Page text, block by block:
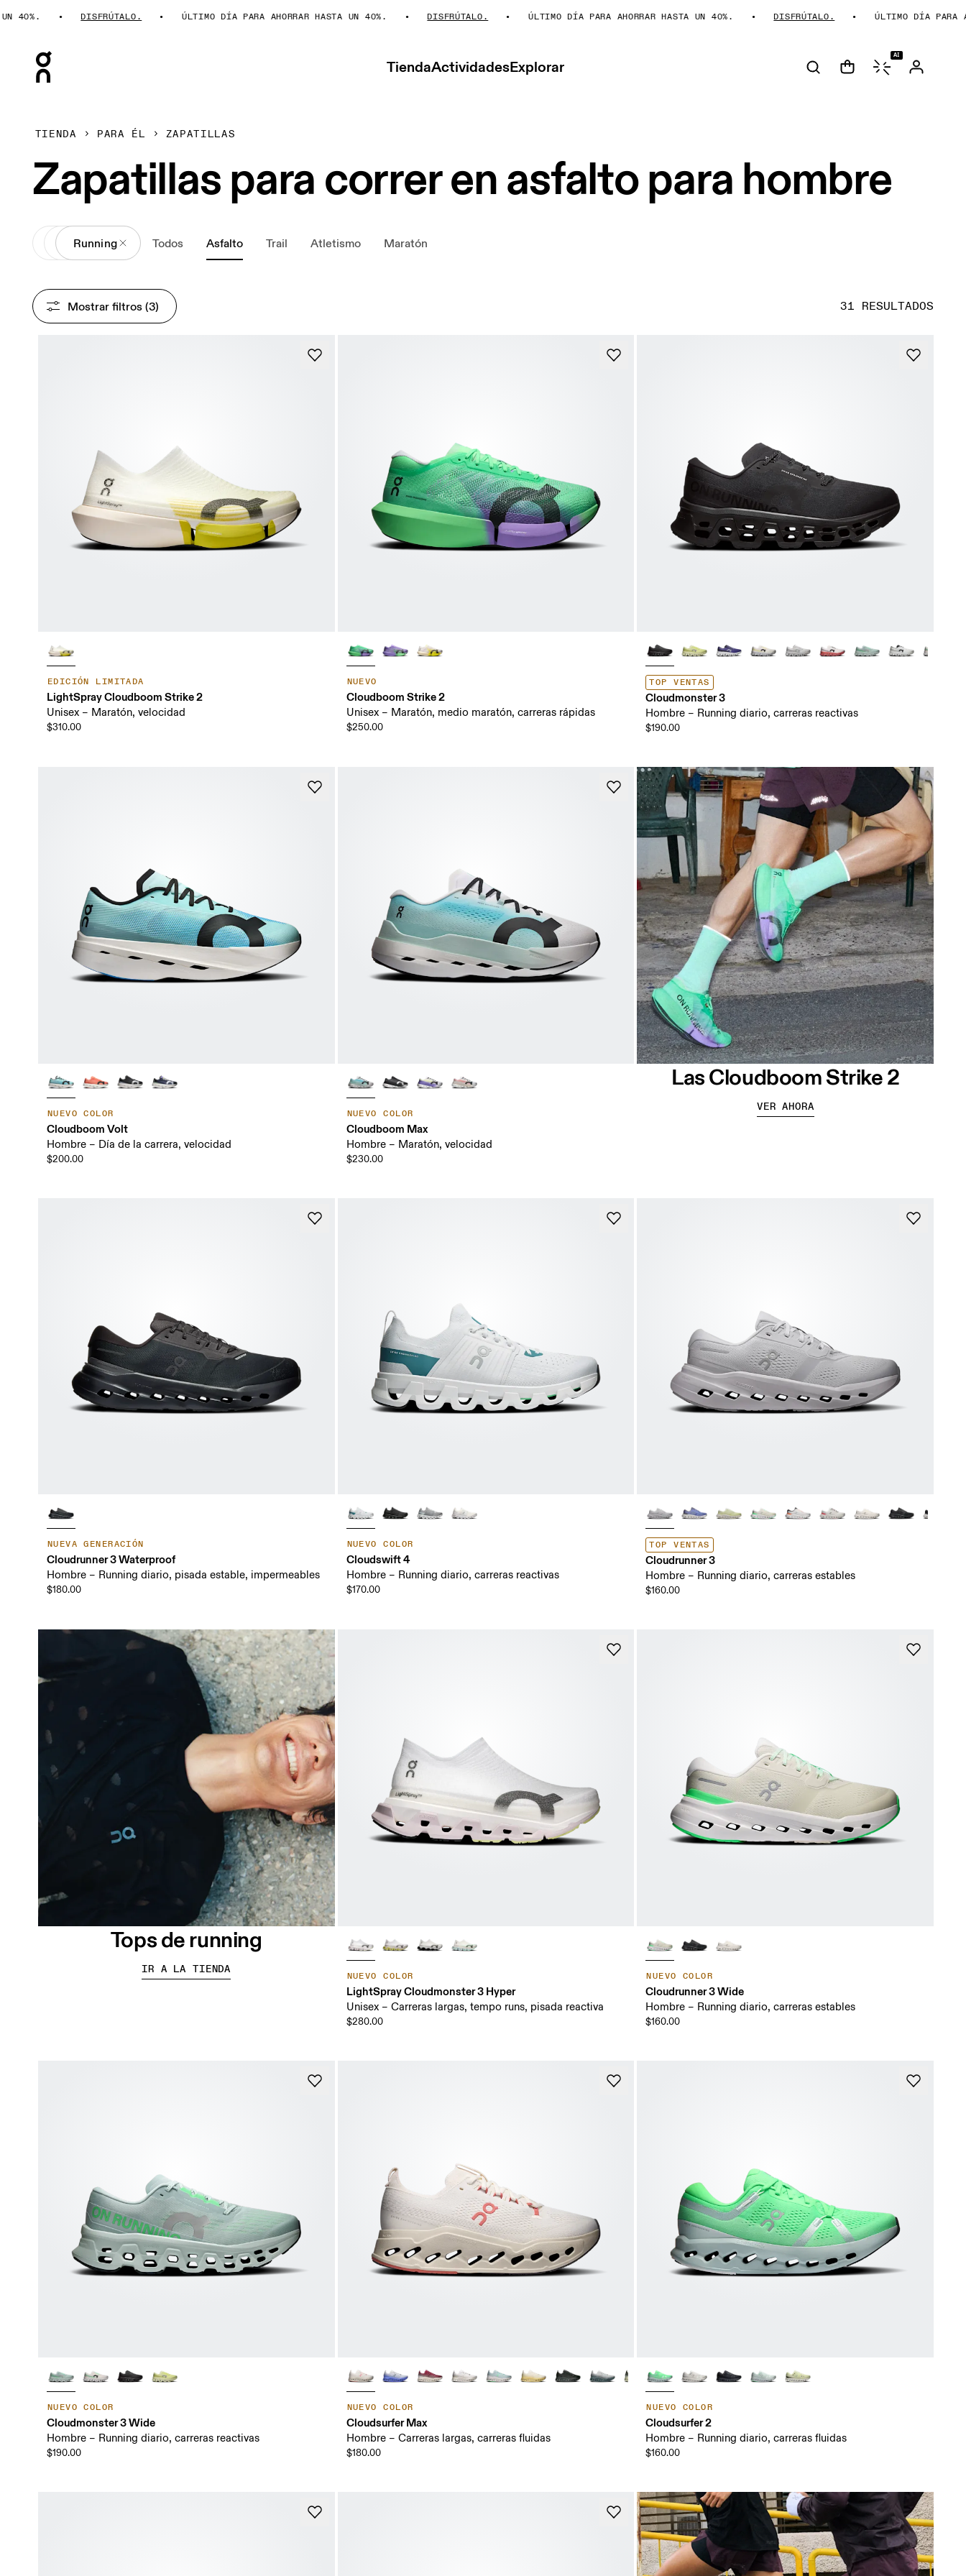
DISFRÚTALO. ÚLTIMO DÍA PARA AHORRAR HASTA UN 40%. DISFRÚTALO. ÚLTIMO DÍA PARA AHORRAR HASTA UN 40%. DISFRÚTALO. ÚLTIMO DÍA PARA
TiendaActividadesExplorar
AI
TIENDA PARA ÉL ZAPATILLAS
Zapatillas para correr en asfalto para hombre
All Calzado
Running Todos Asfalto Trail Atletismo Maratón
31 RESULTADOS
Mostrar filtros (3)
EDICIÓN LIMITADA
LightSpray Cloudboom Strike 2
Unisex – Maratón, velocidad
$310.00
NUEVO
Cloudboom Strike 2
Unisex – Maratón, medio maratón, carreras rápidas
$250.00
TOP VENTAS
Cloudmonster 3
Hombre – Running diario, carreras reactivas
$190.00
NUEVO COLOR
Cloudboom Volt
Hombre – Día de la carrera, velocidad
$200.00
NUEVO COLOR
Cloudboom Max
Hombre – Maratón, velocidad
$230.00
NUEVA GENERACIÓN
Cloudrunner 3 Waterproof
Hombre – Running diario, pisada estable, impermeables
$180.00
NUEVO COLOR
Cloudswift 4
Hombre – Running diario, carreras reactivas
$170.00
TOP VENTAS
Cloudrunner 3
Hombre – Running diario, carreras estables
$160.00
NUEVO COLOR
LightSpray Cloudmonster 3 Hyper
Unisex – Carreras largas, tempo runs, pisada reactiva
$280.00
NUEVO COLOR
Cloudrunner 3 Wide
Hombre – Running diario, carreras estables
$160.00
NUEVO COLOR
Cloudmonster 3 Wide
Hombre – Running diario, carreras reactivas
$190.00
NUEVO COLOR
Cloudsurfer Max
Hombre – Carreras largas, carreras fluidas
$180.00
NUEVO COLOR
Cloudsurfer 2
Hombre – Running diario, carreras fluidas
$160.00
Las Cloudboom Strike 2
VER AHORA
Tops de running
IR A LA TIENDA